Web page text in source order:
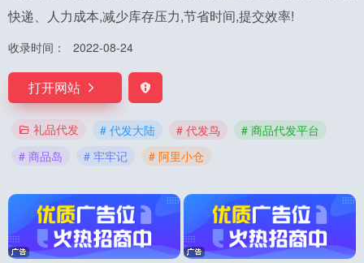
快递、人力成本,减少库存压力,节省时间,提交效率!
收录时间： 2022-08-24
打开网站
礼品代发 # 代发大陆 # 代发鸟
# 商品代发平台
# 商品岛
# 牢牢记 # 阿里小仓